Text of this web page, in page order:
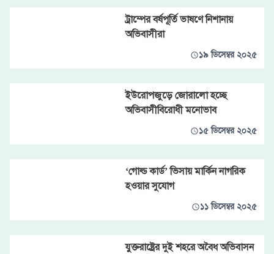
ট্রাম্পের বর্ষপূর্তি ভাষণে নিশানায়
অভিবাসীরা
১৯ ডিসেম্বর ২০২৫
ইউরোপজুড়ে জোরালো হচ্ছে
অভিবাসীবিরোধী মনোভাব
১৫ ডিসেম্বর ২০২৫
‘গোল্ড কার্ড’ ভিসায় মার্কিন নাগরিক
হওয়ার সুযোগ
১১ ডিসেম্বর ২০২৫
যুক্তরাষ্ট্রের দুই শহরে অবৈধ অভিবাসন